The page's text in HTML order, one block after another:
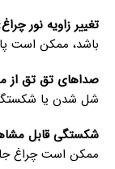
تغییر زاویه نور چراغ
باشد، ممکن است
صداهای تق تق از
شل شدن یا
شکستگی قابل
ممکن است چراغ